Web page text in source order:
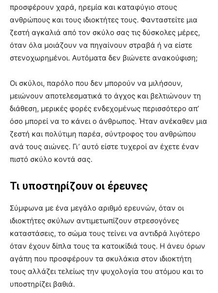
προσφέρουν χαρά, ηρεμία και καταφύγιο στους
ανθρώπους και τους ιδιοκτήτες τους. Φανταστείτε μια
ζεστή αγκαλιά από τον σκύλο σας τις δύσκολες μέρες,
όταν όλα μοιάζουν να πηγαίνουν στραβά ή να είστε
στενοχωρημένοι. Αυτόματα δεν βιώνετε ανακούφιση;
Οι σκύλοι, παρόλο που δεν μπορούν να μιλήσουν,
μειώνουν αποτελεσματικά το άγχος και βελτιώνουν τη
διάθεση, μερικές φορές ενδεχομένως περισσότερο απ’
όσο μπορεί να το κάνει ο άνθρωπος. Ήταν ανέκαθεν μια
ζεστή και πολύτιμη παρέα, σύντροφος του ανθρώπου
ανά τους αιώνες. Γι’ αυτό είστε τυχεροί αν έχετε έναν
πιστό σκύλο κοντά σας.
Τι υποστηρίζουν οι έρευνες
Σύμφωνα με ένα μεγάλο αριθμό ερευνών, όταν οι
ιδιοκτήτες σκύλων αντιμετωπίζουν στρεσογόνες
καταστάσεις, το σώμα τους τείνει να αντιδρά λιγότερο
όταν έχουν δίπλα τους τα κατοικίδιά τους. Η άνευ όρων
αγάπη που προσφέρουν τα σκυλάκια στον ιδιοκτήτη
τους αλλάζει τελείως την ψυχολογία του ατόμου και το
υποστηρίζει βαθιά.